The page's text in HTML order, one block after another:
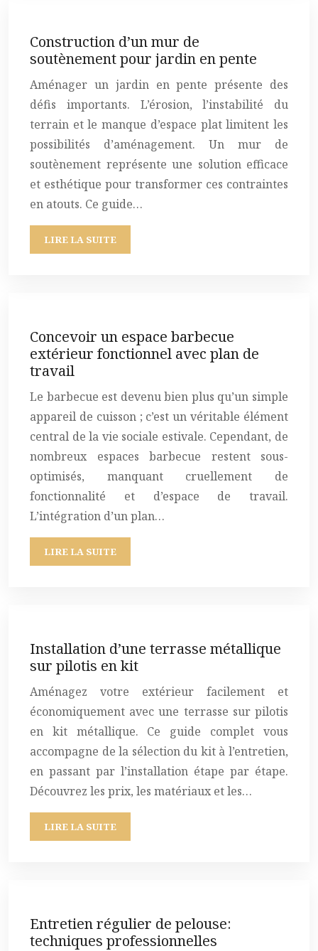
Construction d’un mur de
soutènement pour jardin en pente
Aménager un jardin en pente présente des
défis importants. L’érosion, l’instabilité du
terrain et le manque d’espace plat limitent les
possibilités d’aménagement. Un mur de
soutènement représente une solution efficace
et esthétique pour transformer ces contraintes
en atouts. Ce guide…
LIRE LA SUITE
Concevoir un espace barbecue
extérieur fonctionnel avec plan de
travail
Le barbecue est devenu bien plus qu’un simple
appareil de cuisson ; c’est un véritable élément
central de la vie sociale estivale. Cependant, de
nombreux espaces barbecue restent sous-
optimisés, manquant cruellement de
fonctionnalité et d’espace de travail.
L’intégration d’un plan…
LIRE LA SUITE
Installation d’une terrasse métallique
sur pilotis en kit
Aménagez votre extérieur facilement et
économiquement avec une terrasse sur pilotis
en kit métallique. Ce guide complet vous
accompagne de la sélection du kit à l’entretien,
en passant par l’installation étape par étape.
Découvrez les prix, les matériaux et les…
LIRE LA SUITE
Entretien régulier de pelouse:
techniques professionnelles